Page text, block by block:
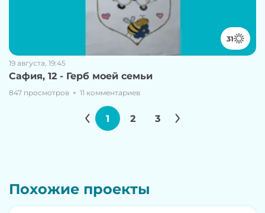
31
19 августа, 19:45
Сафия, 12 - Герб моей семьи
847 просмотров 11 комментариев
1 2 3
Похожие проекты